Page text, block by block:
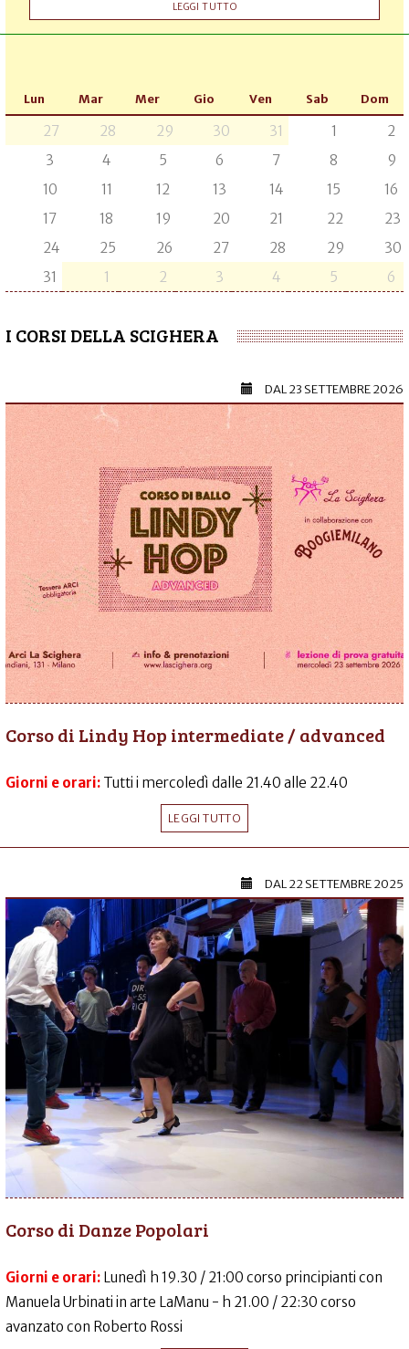
LEGGI TUTTO
Lun Mar Mer Gio Ven Sab Dom
27 28 29 30 31 1
2
3
4 5 6 7 8
9
10
11 12 13 14 15
16
17
18 19 20 21 22
23
24
25 26 27 28 29
30
31
1 2 3 4 5 6
I CORSI DELLA SCIGHERA
DAL23 SETTEMBRE 2026
Corso di Lindy Hop intermediate / advanced
Giorni e orari: Tutti i mercoledì dalle 21.40 alle 22.40
LEGGI TUTTO
DAL22 SETTEMBRE 2025
Corso di Danze Popolari
Giorni e orari: Lunedì h 19.30 / 21:00 corso principianti con
Manuela Urbinati in arte LaManu - h 21.00 / 22:30 corso
avanzato con Roberto Rossi